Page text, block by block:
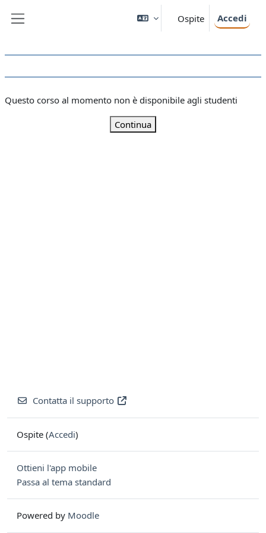
Ospite Accedi
Questo corso al momento non è disponibile agli studenti
Continua
Contatta il supporto
Ospite (Accedi)
Ottieni l'app mobile
Passa al tema standard
Powered by Moodle